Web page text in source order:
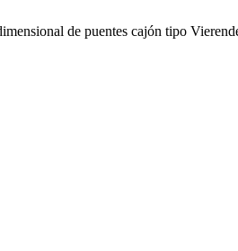
de puentes cajón tipo